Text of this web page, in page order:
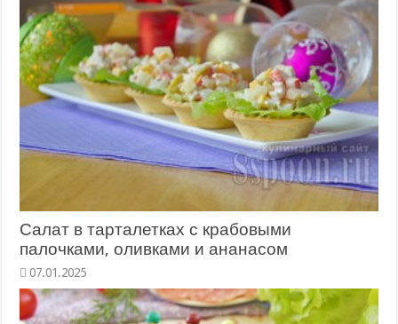
Салат в тарталетках с крабовыми
палочками, оливками и ананасом